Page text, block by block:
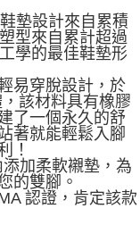
墊設計來自累積
型來自累計超過
學的最佳鞋墊形
易穿脫設計，於
該材料具有橡膠
了一個永久的舒
著就能輕鬆入腳
！
加柔軟襯墊，為
的雙腳。
認證，肯定該款